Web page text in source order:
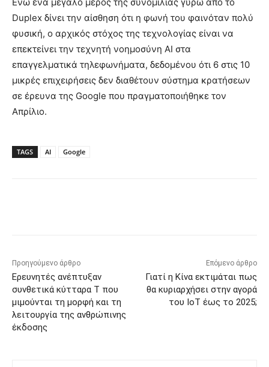
Duplex δίνει την αίσθηση ότι η φωνή του φαινόταν πολύ
φυσική, ο αρχικός στόχος της τεχνολογίας είναι να
επεκτείνει την τεχνητή νοημοσύνη AI στα
επαγγελματικά τηλεφωνήματα, δεδομένου ότι 6 στις 10
μικρές επιχειρήσεις δεν διαθέτουν σύστημα κρατήσεων
σε έρευνα της Google που πραγματοποιήθηκε τον
Απρίλιο.
TAGS AI Google
Προηγούμενο άρθρο
Ερευνητές ανέπτυξαν
συνθετικά κύτταρα Τ που
μιμούνται τη μορφή και τη
λειτουργία της ανθρώπινης
έκδοσης
Επόμενο άρθρο
Γιατί η Κίνα εκτιμάται πως
θα κυριαρχήσει στην αγορά
του IoT έως το 2025;